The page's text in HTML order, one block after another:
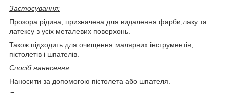
Застосування:
Прозора рідина, призначена для видалення фарби,лаку та
латексу з усіх металевих поверхонь.
Також підходить для очищення малярних інструментів,
пістолетів і шпателів.
Спосіб нанесення:
Наносити за допомогою пістолета або шпателя.